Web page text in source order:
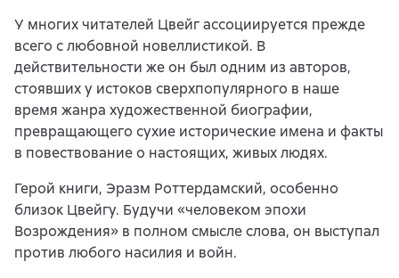
У многих читателей Цвейг ассоциируется прежде
всего с любовной новеллистикой. В
действительности же он был одним из авторов,
стоявших у истоков сверхпопулярного в наше
время жанра художественной биографии,
превращающего сухие исторические имена и факты
в повествование о настоящих, живых людях.
Герой книги, Эразм Роттердамский, особенно
близок Цвейгу. Будучи «человеком эпохи
Возрождения» в полном смысле слова, он выступал
против любого насилия и войн.